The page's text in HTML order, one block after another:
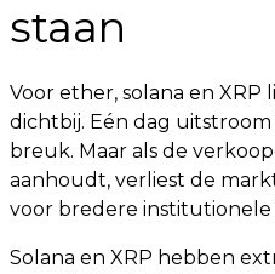
staan
Voor ether, solana en
dichtbij. Eén dag
breuk. Maar als de
aanhoudt, verliest de
voor bredere institutionele
Solana en XRP hebben